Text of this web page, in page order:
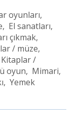
oyunları,
El sanatları,
çıkmak,
/ müze,
Kitaplar /
oyun, Mimari,
Yemek